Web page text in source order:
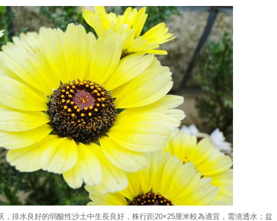
，排水良好的弱酸性沙土中生長良好，株行距20×25厘米較為適宜，需澆透水；盆